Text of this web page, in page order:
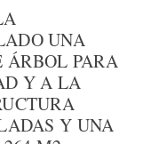
UNA
ÁRBOL PARA
Y A LA
Y UNA